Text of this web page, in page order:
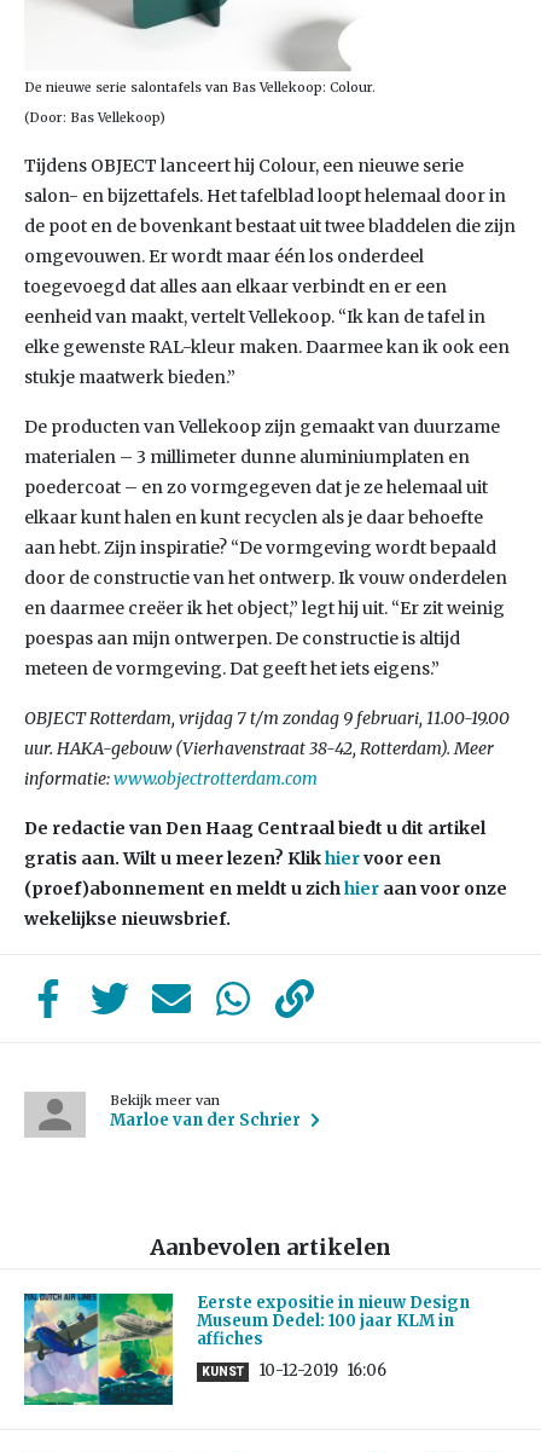
De nieuwe serie salontafels van Bas Vellekoop: Colour.
(Door: Bas Vellekoop)
Tijdens OBJECT lanceert hij Colour, een nieuwe serie
salon- en bijzettafels. Het tafelblad loopt helemaal door in
de poot en de bovenkant bestaat uit twee bladdelen die zijn
omgevouwen. Er wordt maar één los onderdeel
toegevoegd dat alles aan elkaar verbindt en er een
eenheid van maakt, vertelt Vellekoop. “Ik kan de tafel in
elke gewenste RAL-kleur maken. Daarmee kan ik ook een
stukje maatwerk bieden.”
De producten van Vellekoop zijn gemaakt van duurzame
materialen – 3 millimeter dunne aluminiumplaten en
poedercoat – en zo vormgegeven dat je ze helemaal uit
elkaar kunt halen en kunt recyclen als je daar behoefte
aan hebt. Zijn inspiratie? “De vormgeving wordt bepaald
door de constructie van het ontwerp. Ik vouw onderdelen
en daarmee creëer ik het object,” legt hij uit. “Er zit weinig
poespas aan mijn ontwerpen. De constructie is altijd
meteen de vormgeving. Dat geeft het iets eigens.”
OBJECT Rotterdam, vrijdag 7 t/m zondag 9 februari, 11.00-19.00
uur. HAKA-gebouw (Vierhavenstraat 38-42, Rotterdam). Meer
informatie:www.objectrotterdam.com
De redactie van Den Haag Centraal biedt u dit artikel
gratis aan. Wilt u meer lezen? Klikhiervoor een
(proef)abonnement en meldt u zichhier aan voor onze
wekelijkse nieuwsbrief.
Bekijk meer van
Marloe van der Schrier
Aanbevolen artikelen
Eerste expositie in nieuw Design
Museum Dedel: 100 jaar KLM in
affiches
KUNST 10-12-2019 16:06